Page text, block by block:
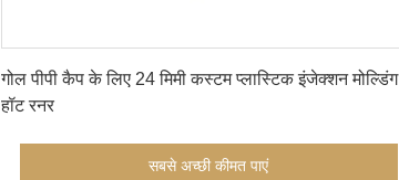
गोल पीपी कैप के लिए 24 मिमी कस्टम प्लास्टिक इंजेक्शन मोल्डिंग
हॉट रनर
सबसे अच्छी कीमत पाएं